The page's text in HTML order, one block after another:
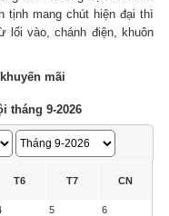
tịnh mang chút hiện đại thì
lối vào, chánh điện, khuôn
mãi
tháng 9-2026
T6 T7 CN
5 6